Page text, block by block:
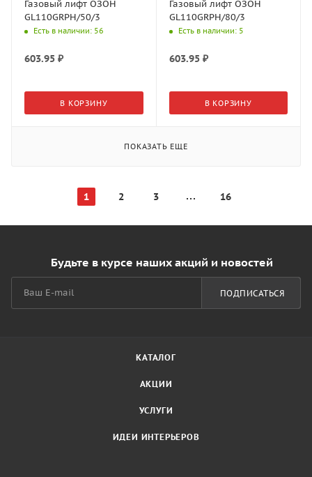
Газовый лифт ОЗОН
GL110GRPH/50/3
Есть в наличии: 56
603.95 ₽
В КОРЗИНУ
Газовый лифт ОЗОН
GL110GRPH/80/3
Есть в наличии: 5
603.95₽
В КОРЗИНУ
ПОКАЗАТЬ ЕЩЕ
1 2 3 16
Будьте в курсе наших акций и новостей
ПОДПИСАТЬСЯ
КАТАЛОГ
АКЦИИ
УСЛУГИ
ИДЕИ ИНТЕРЬЕРОВ